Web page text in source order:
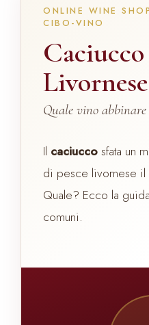
ONLINE WINE
CIBO-VINO
Livornese
Quale vino abbinare
Il caciuccosfata un
di pesce livornese il
Quale? Ecco la
comuni.